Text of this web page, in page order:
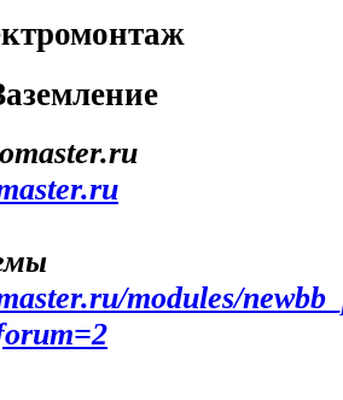
modules/